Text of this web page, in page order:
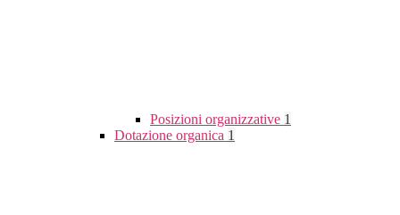
Posizioni organizzative 1
Dotazione organica 1